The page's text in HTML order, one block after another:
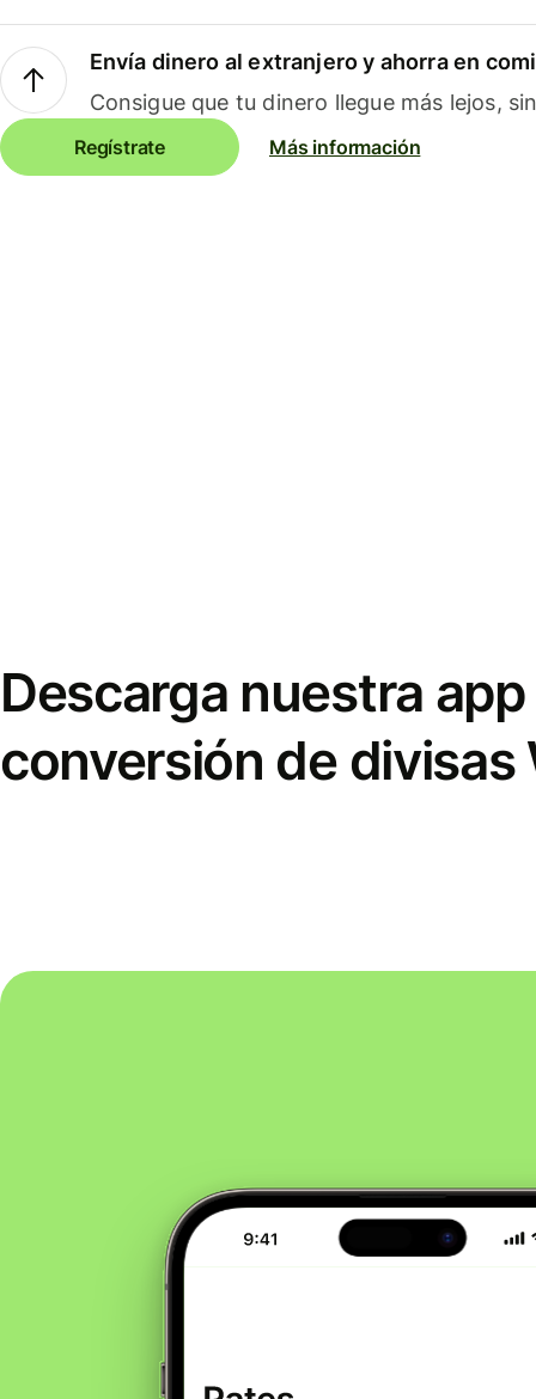
Envía dinero al extranjero y ahorra en
Consigue que tu dinero llegue más lejos,
Regístrate Más información
Descarga nuestra
conversión de divisas